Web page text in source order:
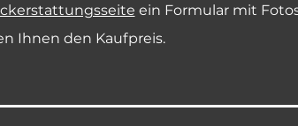
ein Formular mit
Ihnen den Kaufpreis.